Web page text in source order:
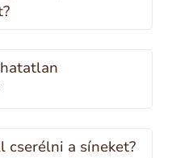
cserélni a síneket?